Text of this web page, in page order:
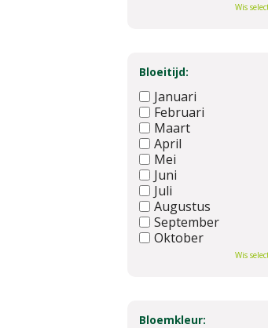
Wis
Bloeitijd:
Januari
Februari
Maart
April
Mei
Juni
Juli
Augustus
September
Oktober
Wis
Bloemkleur: